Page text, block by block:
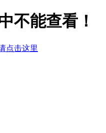
不能查看！
点击这里